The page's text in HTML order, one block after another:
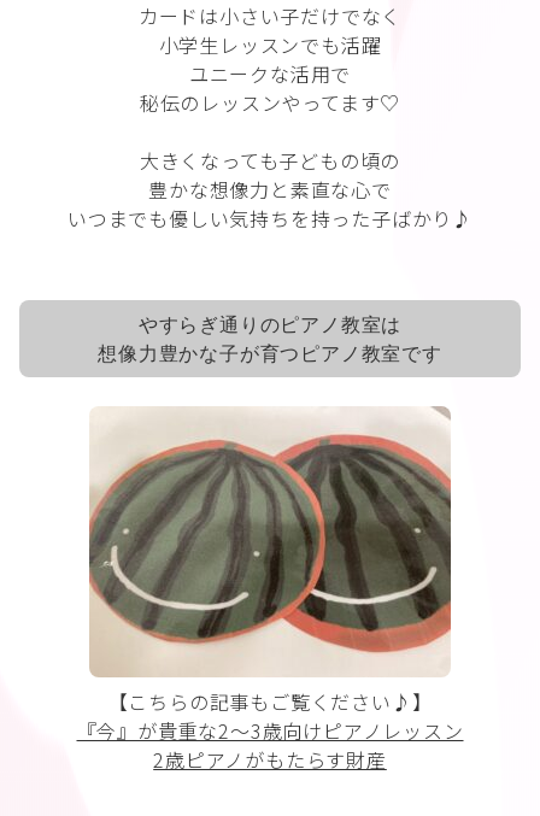
カードは小さい子だけでなく
小学生レッスンでも活躍
ユニークな活用で
秘伝のレッスンやってます♡
大きくなっても子どもの頃の
豊かな想像力と素直な心で
いつまでも優しい気持ちを持った子ばかり♪
やすらぎ通りのピアノ教室は
想像力豊かな子が育つピアノ教室です
【こちらの記事もご覧ください♪】
『今』が貴重な2〜3歳向けピアノレッスン
2歳ピアノがもたらす財産